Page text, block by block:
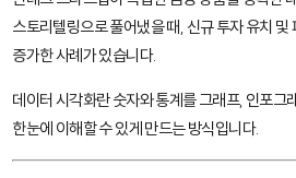
스토리텔링으로 풀어냈을 때, 신규 투자 유치
증가한 사례가 있습니다.
데이터 시각화란 숫자와 통계를 그래프, 인포그
한눈에 이해할 수 있게 만드는 방식입니다.